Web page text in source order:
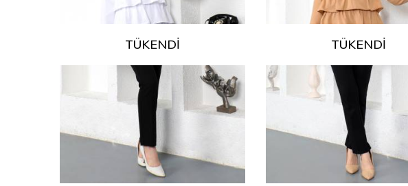
TÜKENDI TÜKENDI